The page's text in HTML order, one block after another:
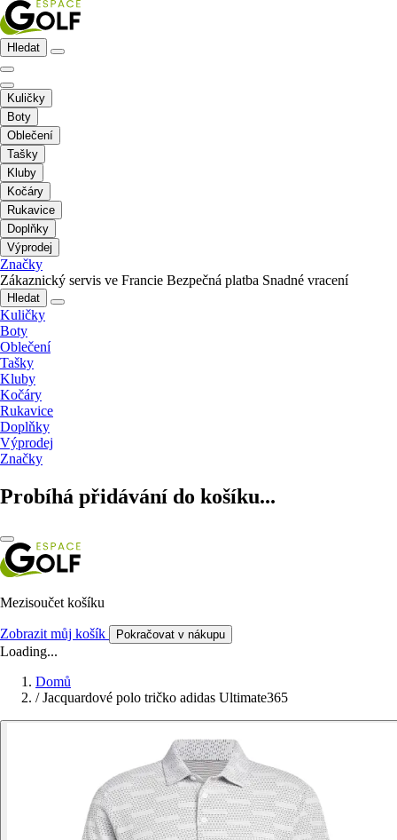
Hledat
Kuličky
Boty
Oblečení
Tašky
Kluby
Kočáry
Rukavice
Doplňky
Výprodej
Značky
Zákaznický servis ve Francie Bezpečná platba Snadné vracení
Hledat
Kuličky
Boty
Oblečení
Tašky
Kluby
Kočáry
Rukavice
Doplňky
Výprodej
Značky
Probíhá přidávání do košíku...
Mezisoučet košíku
Zobrazit můj košík Pokračovat v nákupu
Loading...
Domů
/ Jacquardové polo tričko adidas Ultimate365